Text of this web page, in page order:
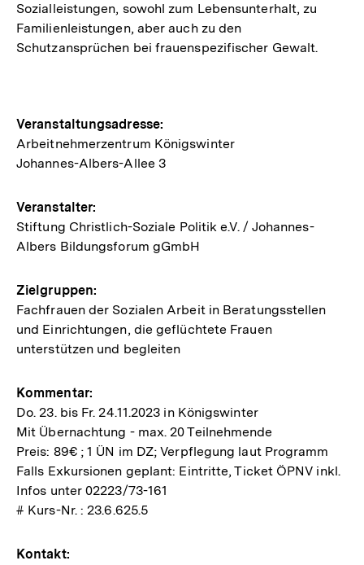
Sozialleistungen, sowohl zum Lebensunterhalt, zu
Familienleistungen, aber auch zu den
Schutzansprüchen bei frauenspezifischer Gewalt.
Hinweise
zur
Veranstaltungsadresse:
Arbeitnehmerzentrum Königswinter
Johannes-Albers-Allee 3
Veranstalter:
Stiftung Christlich-Soziale Politik e.V. / Johannes-
Albers Bildungsforum gGmbH
Zielgruppen:
Fachfrauen der Sozialen Arbeit in Beratungsstellen
und Einrichtungen, die geflüchtete Frauen
unterstützen und begleiten
Kommentar:
Do. 23. bis Fr. 24.11.2023 in Königswinter
Mit Übernachtung - max. 20 Teilnehmende
Preis: 89€ ; 1 ÜN im DZ; Verpflegung laut Programm
Falls Exkursionen geplant: Eintritte, Ticket ÖPNV inkl.
Infos unter 02223/73-161
# Kurs-Nr. : 23.6.625.5
Kontakt: